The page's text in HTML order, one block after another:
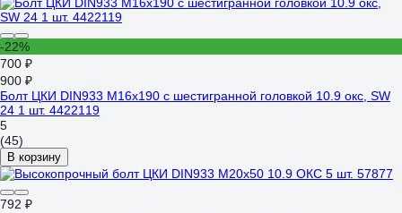
-22%
700 ₽
900 ₽
Болт ЦКИ DIN933 М16x190 с шестигранной головкой 10.9 окс, SW
24 1 шт. 4422119
5
(45)
В корзину
792 ₽